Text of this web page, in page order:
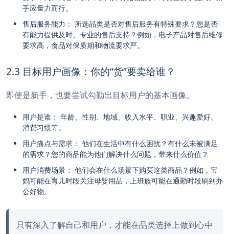
手应量力而行。
售后服务能力： 所选品类是否对售后服务有特殊要求？您是否
有能力提供及时、专业的售后支持？例如，电子产品对售后维修
要求高，食品对保质期和物流要求严。
2.3 目标用户画像：你的“货”要卖给谁？
即使是新手，也要尝试勾勒出目标用户的基本画像。
用户是谁： 年龄、性别、地域、收入水平、职业、兴趣爱好、
消费习惯等。
用户痛点与需求： 他们在生活中有什么困扰？有什么未被满足
的需求？您的商品能为他们解决什么问题，带来什么价值？
用户消费场景： 他们会在什么场景下购买这类商品？例如，宝
妈可能在育儿时段关注母婴用品，上班族可能在通勤时段刷到办
公好物。
只有深入了解自己和用户，才能在品类选择上做到心中